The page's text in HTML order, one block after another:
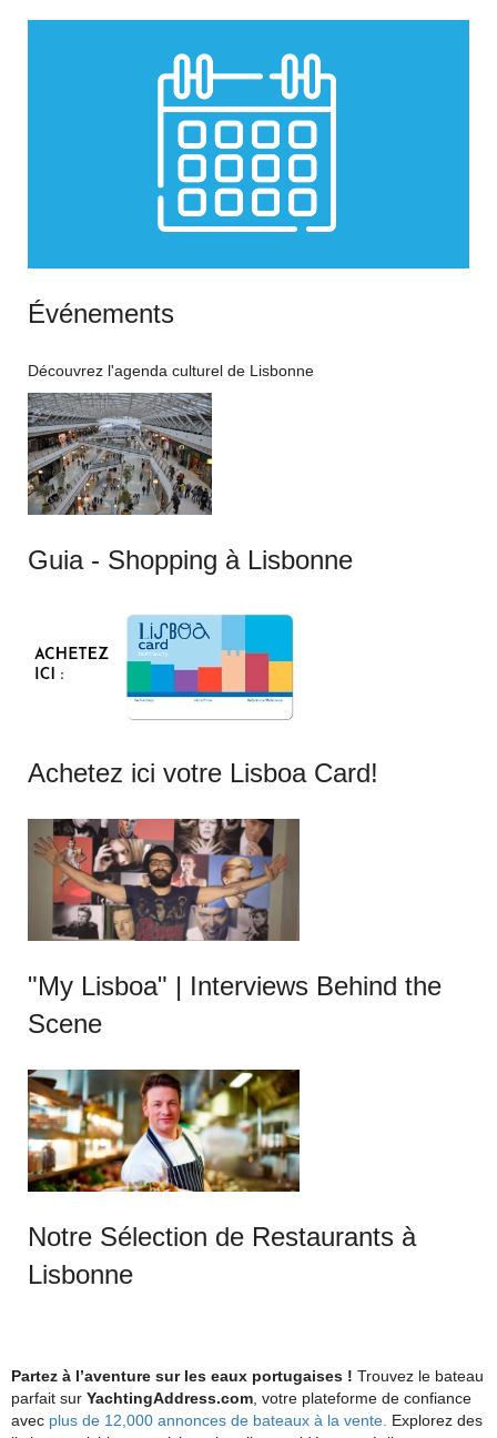
Événements
Découvrez l'agenda culturel de Lisbonne
Guia - Shopping à Lisbonne
Achetez ici votre Lisboa Card!
"My Lisboa" | Interviews Behind the
Scene
Notre Sélection de Restaurants à
Lisbonne
Partez à l’aventure sur les eaux portugaises ! Trouvez le bateau
parfait sur YachtingAddress.com, votre plateforme de confiance
avec plus de 12,000 annonces de bateaux à la vente. Explorez des